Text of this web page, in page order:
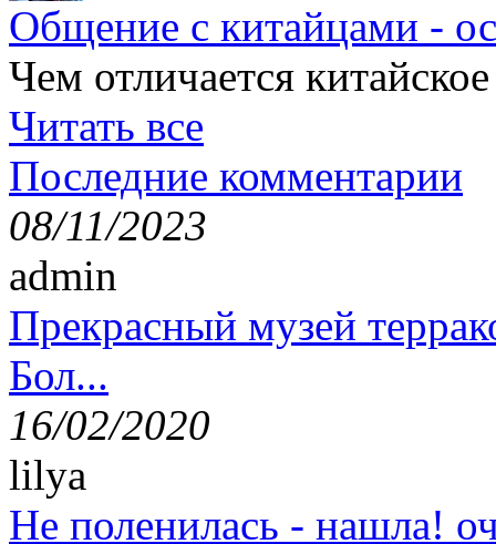
Общение с китайцами -
Чем отличается
Читать все
Последние комментарии
08/11/2023
admin
Прекрасный музей
Бол...
16/02/2020
lilya
Не поленилась - нашла!